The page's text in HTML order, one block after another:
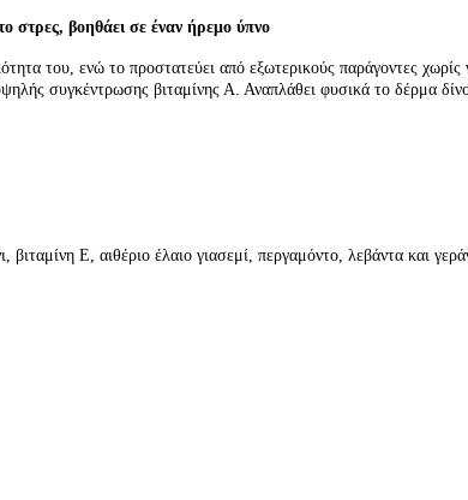
στρες, βοηθάει σε έναν ήρεμο ύπνο
του, ενώ το προστατεύει από εξωτερικούς παράγοντες χωρίς
συγκέντρωσης βιταμίνης Α. Αναπλάθει φυσικά το δέρμα
E, αιθέριο έλαιο γιασεμί, περγαμόντο, λεβάντα και